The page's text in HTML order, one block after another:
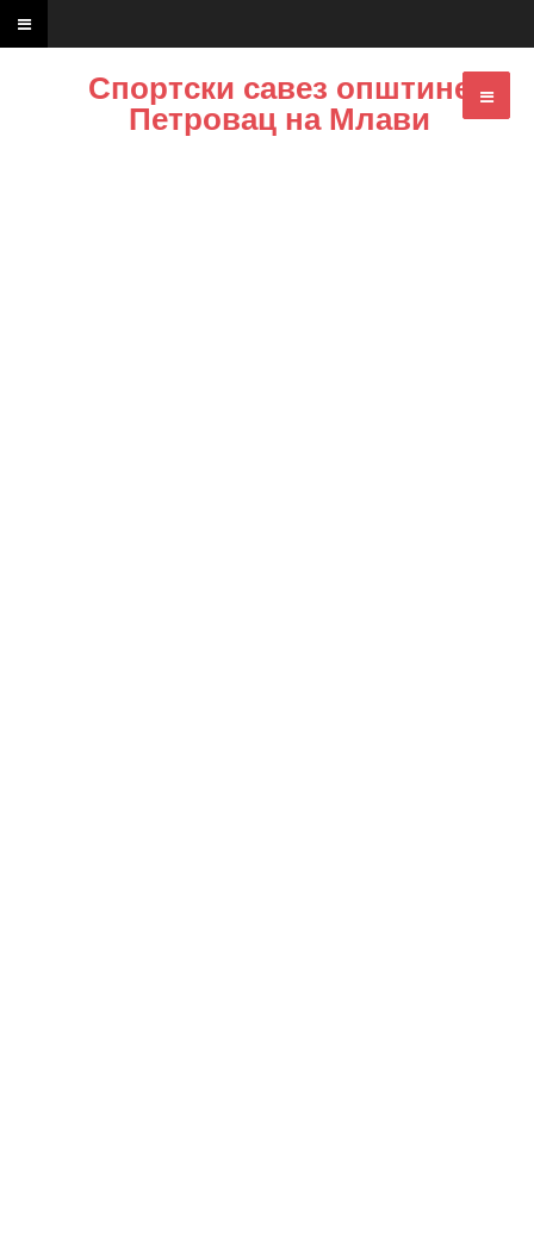
Спортски савез општине
Петровац на Млави